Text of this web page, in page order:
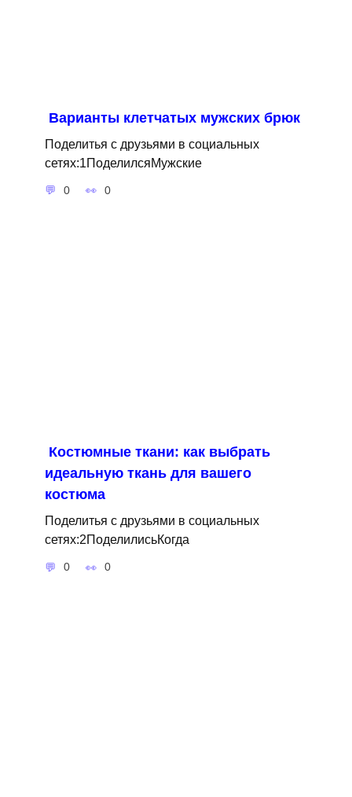
Варианты клетчатых мужских брюк
Поделитья с друзьями в социальных
сетях:1ПоделилсяМужские
0 0
Костюмные ткани: как выбрать
идеальную ткань для вашего
костюма
Поделитья с друзьями в социальных
сетях:2ПоделилисьКогда
0 0